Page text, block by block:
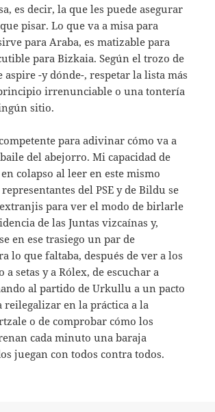
es decir, la que les puede asegurar
pisar. Lo que va a misa para
para Araba, es matizable para
para Bizkaia. Según el trozo de
aspire -y dónde-, respetar la lista más
irrenunciable o una tontería
sitio.
para adivinar cómo va a
del abejorro. Mi capacidad de
colapso al leer en este mismo
del PSE y de Bildu se
para ver el modo de birlarle
de las Juntas vizcaínas y,
en ese trasiego un par de
lo que faltaba, después de ver a los
a setas y a Rólex, de escuchar a
al partido de Urkullu a un pacto
reilegalizar en la práctica a la
o de comprobar cómo los
cada minuto una baraja
juegan con todos contra todos.